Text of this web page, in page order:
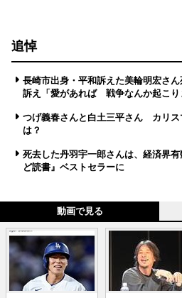
追悼
長崎市出身・平和訴えた美輪明宏さ
訴え「愛があれば 戦争なんか起こり
つげ義春さんと白土三平さん カリス
は？
死去した丹羽宇一郎さんは、経済界
ど読書』ベストセラーに
動画で見る